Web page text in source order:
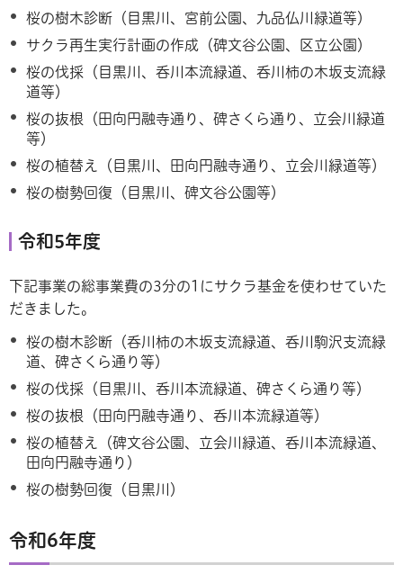
桜の樹木診断（目黒川、宮前公園、九品仏川緑道等）
サクラ再生実行計画の作成（碑文谷公園、区立公園）
桜の伐採（目黒川、呑川本流緑道、呑川柿の木坂支流緑
道等）
桜の抜根（田向円融寺通り、碑さくら通り、立会川緑道
等）
桜の植替え（目黒川、田向円融寺通り、立会川緑道等）
桜の樹勢回復（目黒川、碑文谷公園等）
令和5年度
下記事業の総事業費の3分の1にサクラ基金を使わせていた
だきました。
桜の樹木診断（呑川柿の木坂支流緑道、呑川駒沢支流緑
道、碑さくら通り等）
桜の伐採（目黒川、呑川本流緑道、碑さくら通り等）
桜の抜根（田向円融寺通り、呑川本流緑道等）
桜の植替え（碑文谷公園、立会川緑道、呑川本流緑道、
田向円融寺通り）
桜の樹勢回復（目黒川）
令和6年度